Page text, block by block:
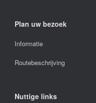
Plan uw bezoek
Informatie
Routebeschrijving
Nuttige links